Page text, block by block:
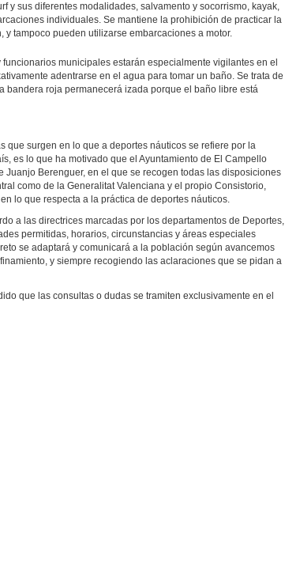
diferentes modalidades, salvamento y socorrismo, kayak,
individuales. Se mantiene la prohibición de practicar la
tampoco pueden utilizarse embarcaciones a motor.
municipales estarán especialmente vigilantes en el
adentrarse en el agua para tomar un baño. Se trata de
bandera roja permanecerá izada porque el baño libre está
que surgen en lo que a deportes náuticos se refiere por la
es lo que ha motivado que el Ayuntamiento de El Campello
Juanjo Berenguer, en el que se recogen todas las disposiciones
como de la Generalitat Valenciana y el propio Consistorio,
lo que respecta a la práctica de deportes náuticos.
las directrices marcadas por los departamentos de Deportes,
permitidas, horarios, circunstancias y áreas especiales
se adaptará y comunicará a la población según avancemos
y siempre recogiendo las aclaraciones que se pidan a
las consultas o dudas se tramiten exclusivamente en el